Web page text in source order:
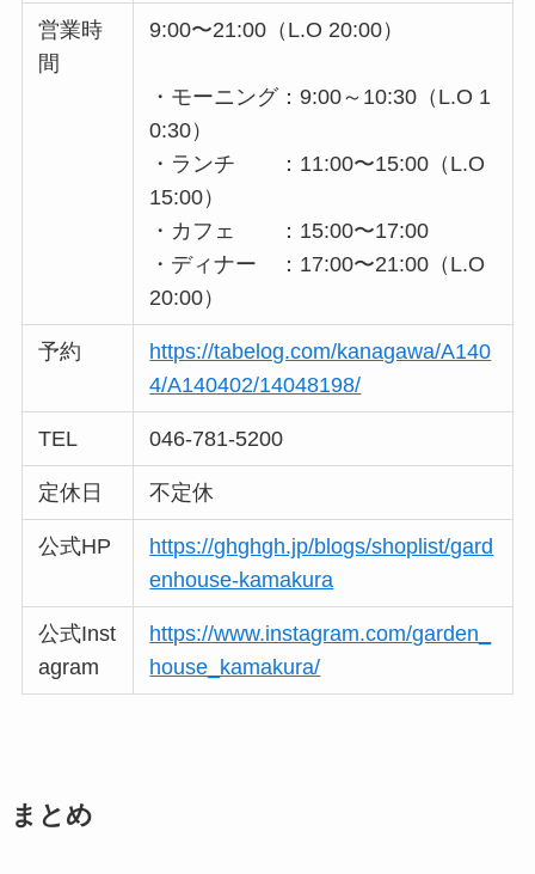
営業時
間
9:00〜21:00（L.O 20:00）
・モーニング：9:00～10:30（L.O 1
0:30）
・ランチ ：11:00〜15:00（L.O
15:00）
・カフェ ：15:00〜17:00
・ディナー ：17:00〜21:00（L.O
20:00）
予約
https://tabelog.com/kanagawa/A140
4/A140402/14048198/
TEL 046-781-5200
定休日 不定休
公式HP
https://ghghgh.jp/blogs/shoplist/gard
enhouse-kamakura
公式Inst
agram
https://www.instagram.com/garden_
house_kamakura/
まとめ